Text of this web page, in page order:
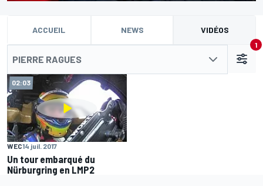
ACCUEIL NEWS VIDÉOS
PIERRE RAGUES
1
02:03
WEC14 juil. 2017
Un tour embarqué du
Nürburgring en LMP2